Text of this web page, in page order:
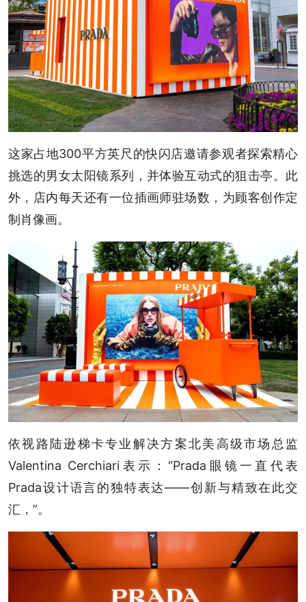
这家占地300平方英尺的快闪店邀请参观者探索精心
挑选的男女太阳镜系列，并体验互动式的狙击亭。此
外，店内每天还有一位插画师驻场数，为顾客创作定
制肖像画。
依视路陆逊梯卡专业解决方案北美高级市场总监
Valentina Cerchiari表示：“Prada眼镜一直代表
Prada设计语言的独特表达——创新与精致在此交
汇，”。